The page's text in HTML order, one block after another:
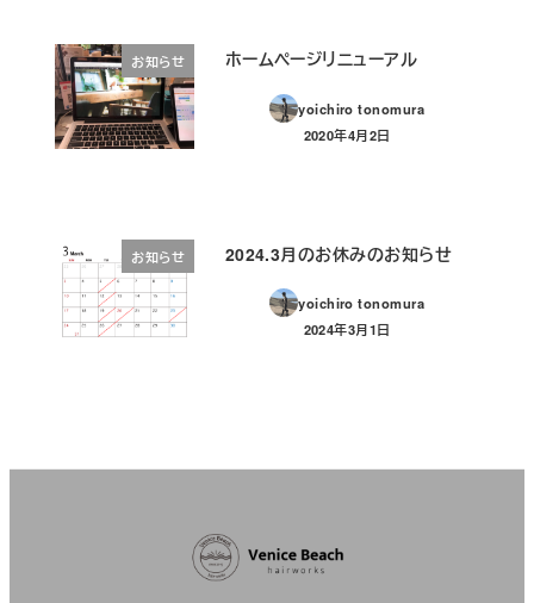
お知らせ ホームページリニューアル
yoichiro tonomura
投稿日
2020年4月2日
お知らせ 2024.3月のお休みのお知らせ
yoichiro tonomura
投稿日
2024年3月1日